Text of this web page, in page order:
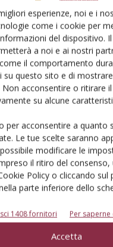
esperienze, noi e i
come i cookie per
del dispositivo.
a noi e ai nostri
il comportamento
su questo sito e di
Non acconsentire o ritirare
su alcune
per acconsentire a quanto
Le tue scelte saranno
modificare le
il ritiro del consenso,
Policy o cliccando sul
parte inferiore dello
1408 fornitori Per
Accetta
così pure come le
è indispensabile e
ritenere un accessorio
che di sicurezza
dei
di rientro
la cimatura con macchine
lanciare
le altre situazioni
l'azienda è già
in effetti varie
risente dei vantaggi
per il più facile